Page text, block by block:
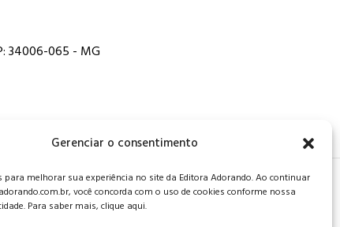
Gerenciar o consentimento
para melhorar sua experiência no site da Editora Adorando. Ao continuar
você concorda com o uso de cookies conforme nossa
Para saber mais, clique aqui.
34006-065 - MG
.